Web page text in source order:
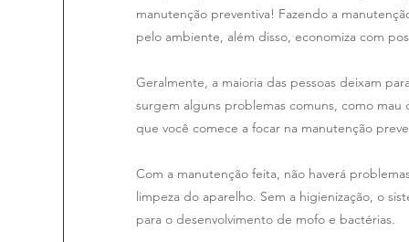
manutenção preventiva! Fazendo a
pelo ambiente, além disso, economiza com
Geralmente, a maioria das pessoas deixam
surgem alguns problemas comuns, como
que você comece a focar na manutenção
Com a manutenção feita, não haverá
limpeza do aparelho. Sem a higienização, o
para o desenvolvimento de mofo e bactérias.